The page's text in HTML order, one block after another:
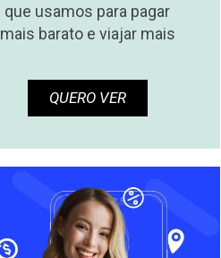
que usamos para pagar
mais barato e viajar mais
QUERO VER